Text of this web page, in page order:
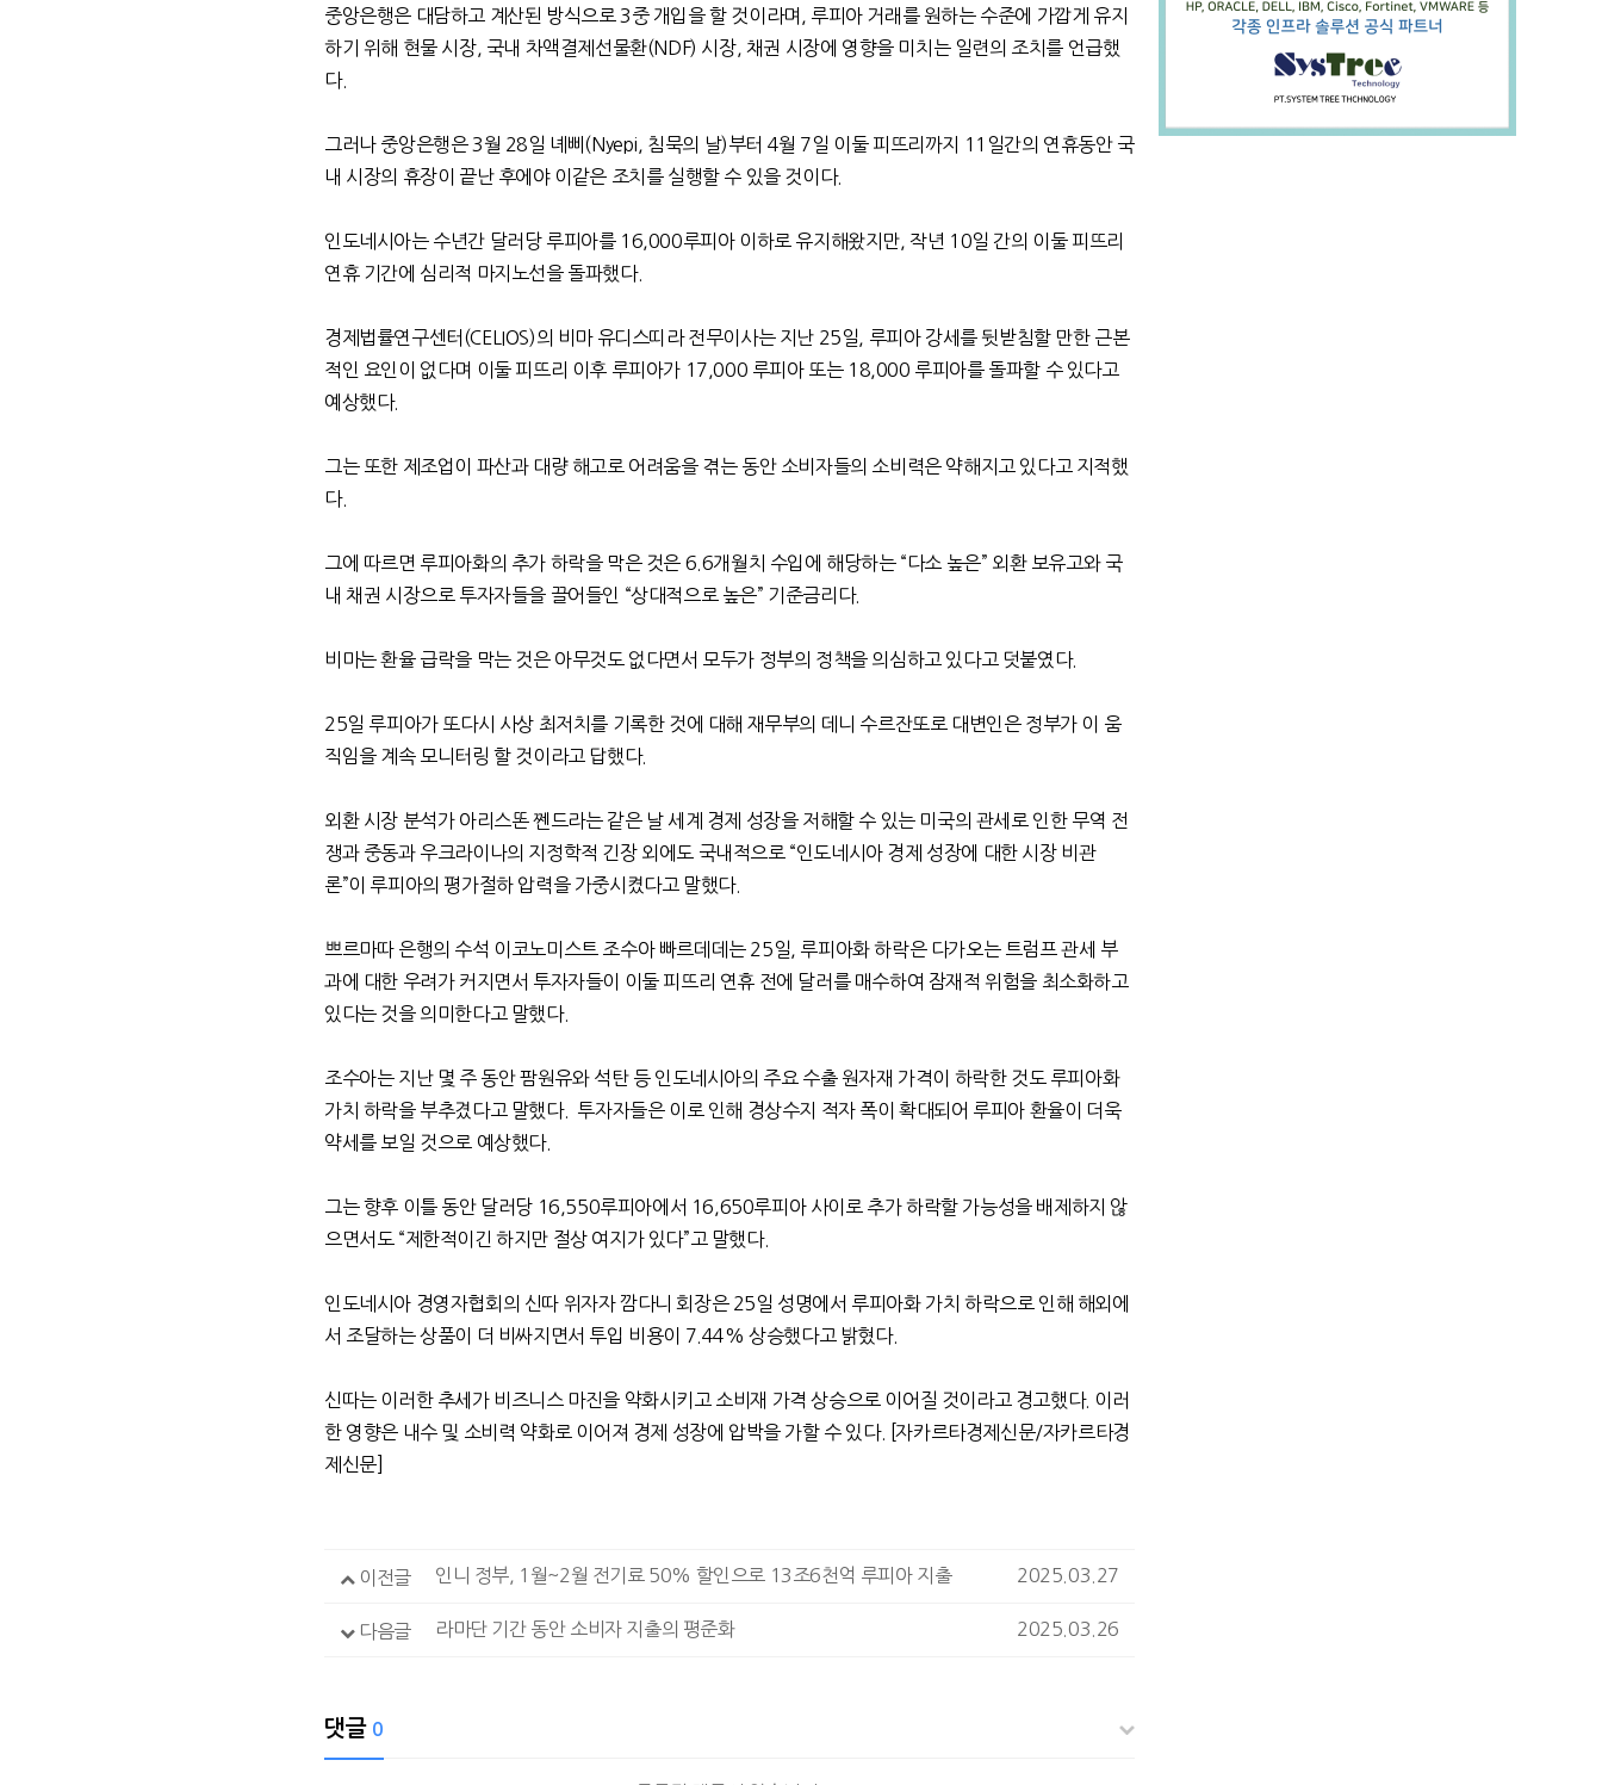
중앙은행은 대담하고 계산된 방식으로 3중 개입을 할 것이라며
루피아 거래를 원하는 수준에 가깝게 유지
하기 위해 현물 시장, 국내 차액결제선물환(NDF) 시장, 채권 시장에 영향을 미치는 일련의 조치를 언급했
다.
그러나 중앙은행은3월 28일 녜삐 (Nyepi, 침묵의 날)부터 4월 7일 이둘 피뜨리까지 11 일간의 연휴동안 국
내 시장의 휴장이 끝난 후에야 이같은 조치를 실행할 수 있을 것이다.
인도네시아는 수년간 달러당 루피아를16,000루피아 이하로 유지해왔지만 작년 10일 간의 이둘 피뜨리
연휴 기간에 심리적 마지노선을 돌파했다.
경제법률연구센터 (CELIOS)의 비마 유디스띠라 전무이사는 지난 25일
루피아 강세를 뒷받침할 만한 근본
적인 요인이 없다며 이둘 피뜨리 이후 루피아가 17,000 루피아 또는18,000 루피아를 돌파할 수 있다고
예상했다.
그는 또한 제조업이 파산과 대량 해고로 어려움을 겪는 동안 소비자들의 소비력은 약해지고 있다고 지적했
다.
그에 따르면 루피아화의 추가 하락을 막은 것은 6.6개월치 수입에 해당하는“다소 높은” 외환 보유고와 국
내 채권 시장으로 투자자들을 끌어들인 “상대적으로 높은” 기준금리다.
비마는 환율 급락을 막는 것은 아무것도 없다면서 모두가 정부의 정책을 의심하고 있다고 덧붙였다.
25일 루피아가 또다시 사상 최저치를 기록한 것에 대해 재무부의 데니 수르잔또로 대변인은 정부가 이 움
직임을 계속 모니터링 할 것이라고 답했다.
외환 시장 분석가 아리스똔 쩬드라는 같은 날 세계 경제 성장을 저해할 수 있는 미국의 관세로 인한 무역 전
쟁과 중동과 우크라이나의 지정학적 긴장 외에도 국내적으로 “인도네시아 경제 성장에 대한 시장 비관
론”이 루피아의 평가절하 압력을 가중시켰다고 말했다.
쁘르마따 은행의 수석 이코노미스트 조수아 빠르데데는25일 루피아화 하락은 다가오는 트럼프 관세 부
과에 대한 우려가 커지면서 투자자들이 이둘 피뜨리 연휴 전에 달러를 매수하여 잠재적 위험을 최소화하고
있다는 것을 의미한다고 말했다.
조수아는 지난 몇 주 동안 팜원유와 석탄 등 인도네시아의 주요 수출 원자재 가격이 하락한 것도 루피아화
가치 하락을 부추겼다고 말했다. 투자자들은 이로 인해 경상수지 적자 폭이 확대되어 루피아 환율이 더욱
약세를 보일 것으로 예상했다.
그는 향후 이틀 동안 달러당 16,550루피아에서 16,650루피아 사이로 추가 하락할 가능성을 배제하지 않
으면서도 “제한적이긴 하지만 절상 여지가 있다” 고 말했다.
인도네시아 경영자협회의 신따 위자자 깜다니 회장은25일 성명에서 루피아화 가치 하락으로 인해 해외에
서 조달하는 상품이 더 비싸지면서 투입 비용이
7.44%상승했다고 밝혔다.
신따는 이러한 추세가 비즈니스 마진을 약화시키고 소비재 가격 상승으로 이어질 것이라고 경고했다. 이러
한 영향은 내수 및 소비력 약화로 이어져 경제 성장에 압박을 가할 수 있다. [자카르타경제신문/자카르타경
제신문]
이전글 인니 정부, 1월~2월 전기료 50% 할인으로 13조6천억 루피아 지출 2025.03.27
다음글 라마단 기간 동안 소비자 지출의 평준화 2025.03.26
댓글 0